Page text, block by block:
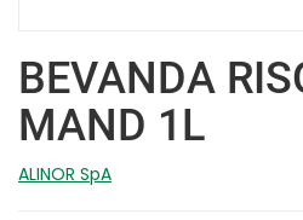
BEVANDA
MAND 1L
ALINOR SpA